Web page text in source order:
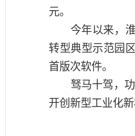
元。
今年以来，
转型典型示范园
首版次软件。
驽马十驾，
开创新型工业化新